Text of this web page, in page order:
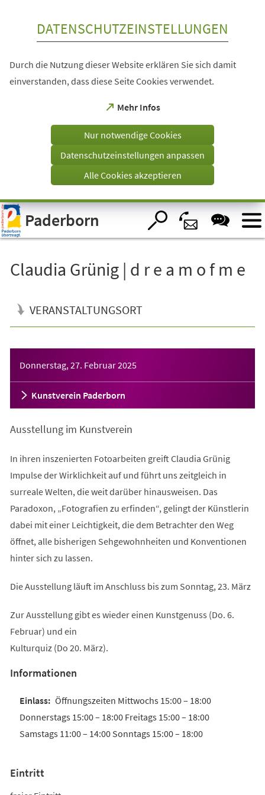
Visuelle
Assistenzsoftware
öffnen.
DATENSCHUTZEINSTELLUNGEN
Durch die Nutzung dieser Website erklären Sie sich damit
einverstanden, dass diese Seite Cookies verwendet.
Mehr Infos
(Öffnet
einem
Tab)
Nur notwendige Cookies
Datenschutzeinstellungen anpassen
Alle Cookies akzeptieren
Paderborn
Claudia Grünig | d r e a m o f m e
VERANSTALTUNGSORT
Donnerstag, 27. Februar 2025
Kunstverein Paderborn
Ausstellung im Kunstverein
In ihren inszenierten Fotoarbeiten greift Claudia Grünig
Impulse der Wirklichkeit auf und führt uns zeitgleich in
surreale Welten, die weit darüber hinausweisen. Das
Paradoxon, „Fotografien zu erfinden“, gelingt der Künstlerin
dabei mit einer Leichtigkeit, die dem Betrachter den Weg
öffnet, alle bisherigen Sehgewohnheiten und Konventionen
hinter sich zu lassen.
Die Ausstellung läuft im Anschluss bis zum Sonntag, 23. März
Zur Ausstellung gibt es wieder einen Kunstgenuss (Do. 6.
Februar) und ein
Kulturquiz (Do 20. März).
Informationen
Öffnungszeiten Mittwochs 15:00 – 18:00
Donnerstags 15:00 – 18:00 Freitags 15:00 – 18:00
Samstags 11:00 – 14:00 Sonntags 15:00 – 18:00
Eintritt